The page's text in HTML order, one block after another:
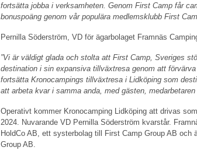
fortsätta jobba i verksamheten. Genom First Camp får
bonuspoäng genom vår populära medlemsklubb First
Pernilla Söderström, VD för ägarbolaget Framnäs
”Vi är väldigt glada och stolta att First Camp, Sveriges
destination i sin expansiva tillväxtresa genom att
fortsätta Kronocampings tillväxtresa i Lidköping som
att arbeta kvar i samma anda, med gästen,
Operativt kommer Kronocamping Lidköping att drivas
2024. Nuvarande VD Pernilla Söderström kvarstår.
HoldCo AB, ett systerbolag till First Camp Group AB
Group AB.